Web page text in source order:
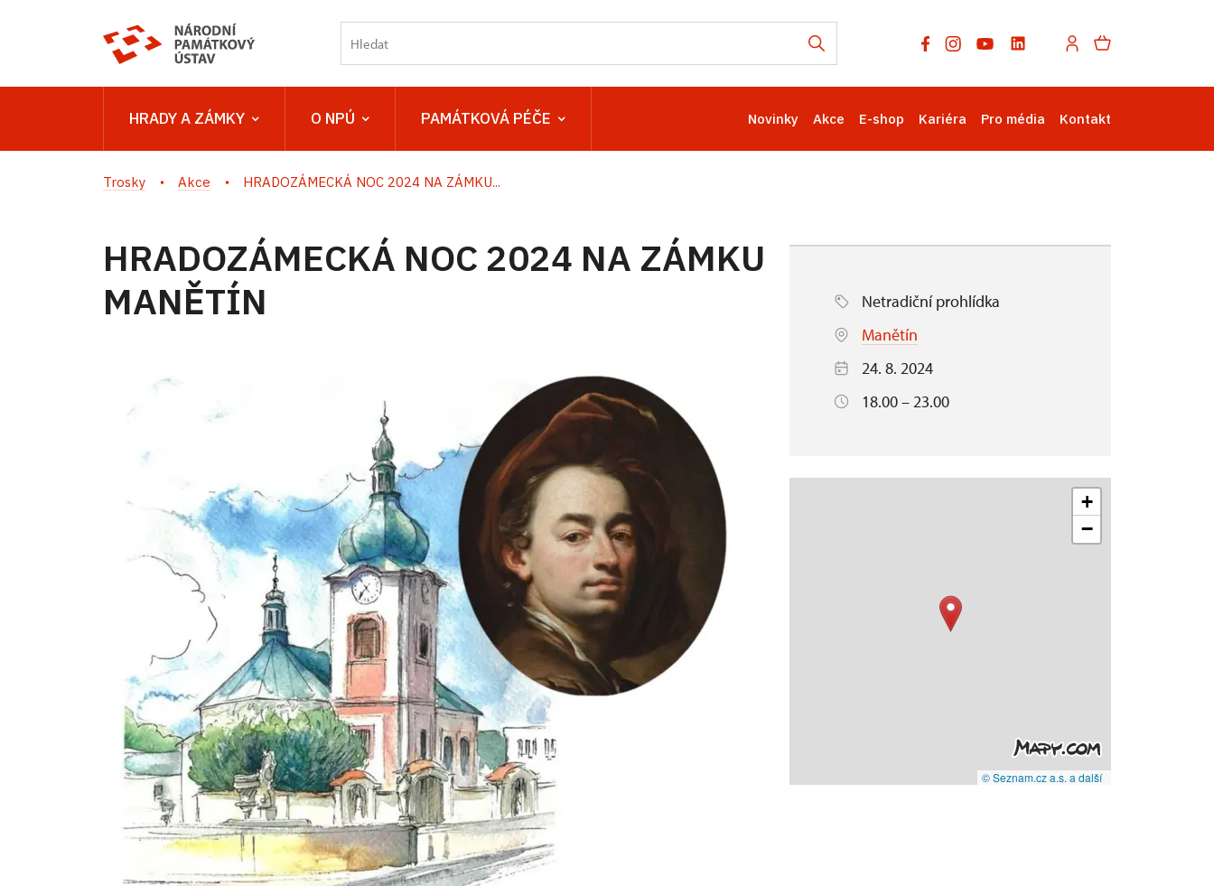
HRADY A ZÁMKY O NPÚ PAMÁTKOVÁ PÉČE Novinky Akce E-shop Kariéra Pro média Kontakt
Trosky Akce HRADOZÁMECKÁ NOC 2024 NA ZÁMKU...
HRADOZÁMECKÁ NOC 2024 NA ZÁMKU
MANĚTÍN
Netradiční prohlídka
Manětín
24. 8. 2024
18.00 – 23.00
+
−
© Seznam.cz a.s. a další